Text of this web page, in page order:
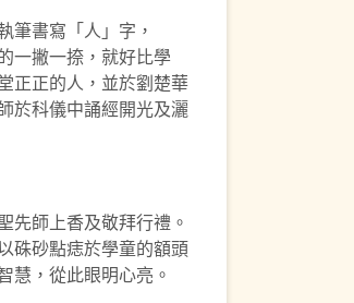
筆書寫「人」字，
一撇一捺，就好比學
正正的人，並於劉楚華
於科儀中誦經開光及灑
先師上香及敬拜行禮。
硃砂點痣於學童的額頭
慧，從此眼明心亮。